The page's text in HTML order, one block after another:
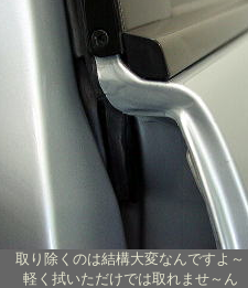
取り除くのは結構大変なんですよ～
軽く拭いただけでは取れませ～ん